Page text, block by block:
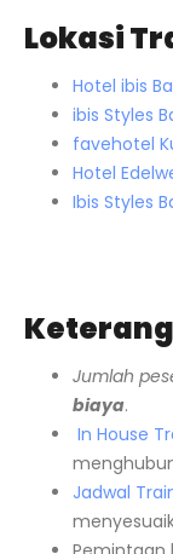
Lokasi
Hotel ibis
ibis Styles
favehotel
Hotel
Ibis Styles
Jumlah
biaya.
In House
Jadwal